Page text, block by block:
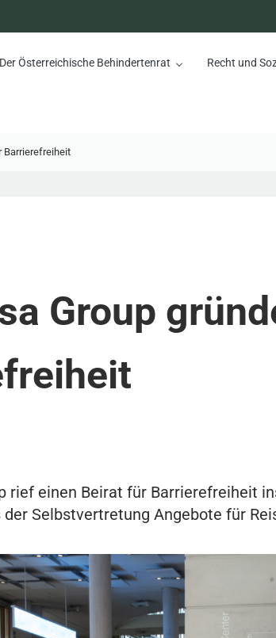
Der Österreichische Behindertenrat Recht und
Barrierefreiheit
Group
rief einen Beirat für Barrierefreiheit
Selbstvertretung Angebote für